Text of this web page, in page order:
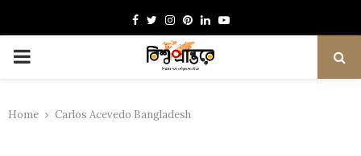
Facebook
TwitterInstagram
Pinterest
LinkedinYoutube
PRIMARY
Home Carlos Acevedo Bangladesh